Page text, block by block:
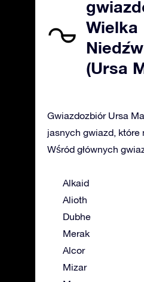
Wielka
(Ursa
Gwiazdozbiór Ursa
jasnych gwiazd, które
Wśród głównych
Alkaid
Alioth
Dubhe
Merak
Alcor
Mizar